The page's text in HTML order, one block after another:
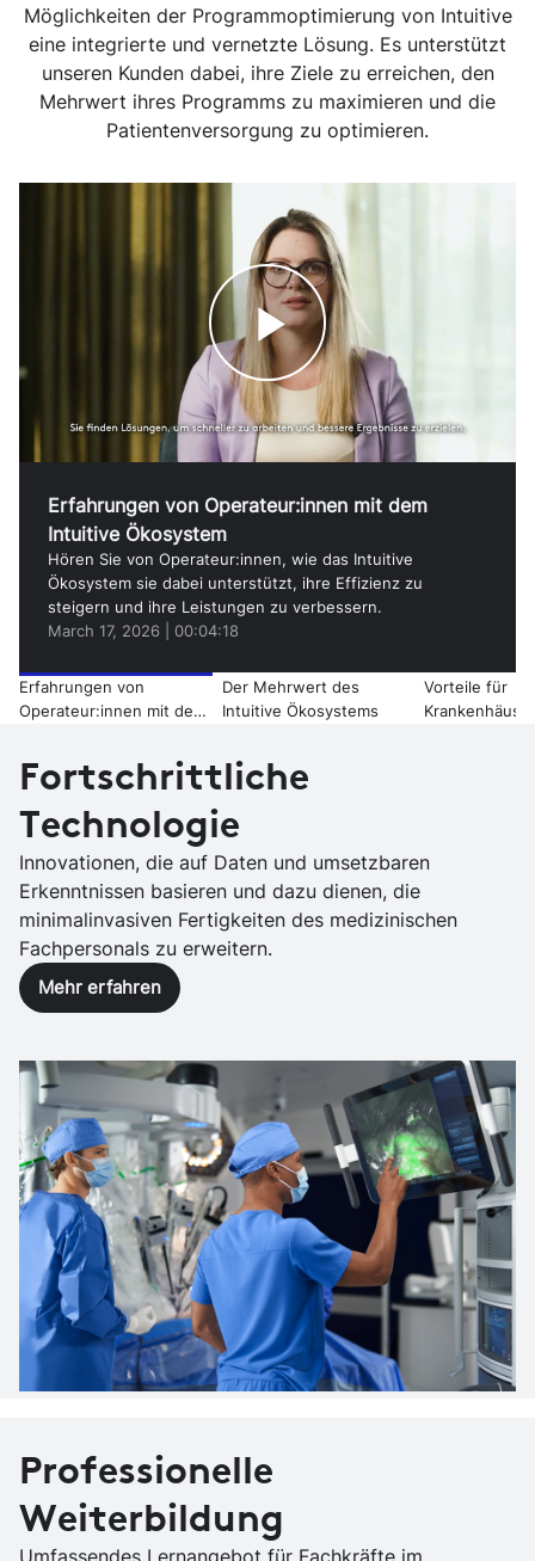
Möglichkeiten der Programmoptimierung von Intuitive
eine integrierte und vernetzte Lösung. Es unterstützt
unseren Kunden dabei, ihre Ziele zu erreichen, den
Mehrwert ihres Programms zu maximieren und die
Patientenversorgung zu optimieren.
Play
Video
Erfahrungen von Operateur:innen mit dem
Intuitive Ökosystem
Hören Sie von Operateur:innen, wie das Intuitive
Ökosystem sie dabei unterstützt, ihre Effizienz zu
steigern und ihre Leistungen zu verbessern.
March 17, 2026
00:04:18
Erfahrungen von
Operateur:innen mit dem
Der Mehrwert des
Intuitive Ökosystems
Vorteile für
Fortschrittliche
Technologie
Innovationen, die auf Daten und umsetzbaren
Erkenntnissen basieren und dazu dienen, die
minimalinvasiven Fertigkeiten des medizinischen
Fachpersonals zu erweitern.
Mehr erfahren
Professionelle
Weiterbildung
Umfassendes Lernangebot für Fachkräfte im